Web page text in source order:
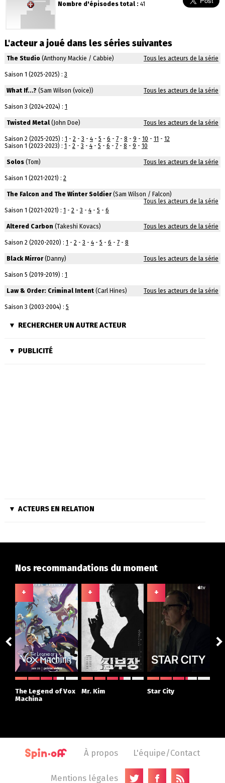
Nombre d'épisodes total : 41
L'acteur a joué dans les séries suivantes
The Studio(Anthony Mackie / Cabbie) Tous les acteurs de la série
Saison 1 (2025-2025) : 3
What If...? (Sam Wilson (voice)) Tous les acteurs de la série
Saison 3 (2024-2024) : 1
Twisted Metal(John Doe) Tous les acteurs de la série
Saison 2 (2025-2025) : 1 - 2- 3 - 4- 5 - 6 - 7- 8 - 9 - 10 - 11 - 12
Saison 1 (2023-2023) : 1 - 2- 3 - 4- 5 - 6 - 7- 8 - 9 - 10
Solos(Tom) Tous les acteurs de la série
Saison 1 (2021-2021) : 2
The Falcon and The Winter Soldier(Sam Wilson / Falcon)
Tous les acteurs de la série
Saison 1 (2021-2021) : 1 - 2- 3 - 4- 5 - 6
Altered Carbon (Takeshi Kovacs) Tous les acteurs de la série
Saison 2 (2020-2020) : 1 - 2- 3 - 4- 5 - 6 - 7- 8
Black Mirror(Danny) Tous les acteurs de la série
Saison 5 (2019-2019) : 1
Law & Order: Criminal Intent(Carl Hines) Tous les acteurs de la série
Saison 3 (2003-2004) : 5
RECHERCHER UN AUTRE ACTEUR
PUBLICITÉ
ACTEURS EN RELATION
Nos recommandations du moment
+
The Legend of Vox
Machina
+
Mr. Kim
+
Star City
À propos L'équipe/Contact
Mentions légales